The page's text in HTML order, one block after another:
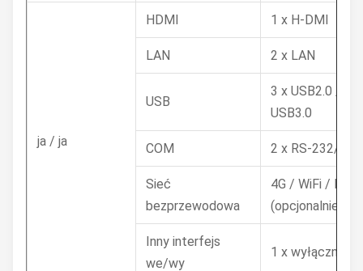
ja / ja
HDMI 1 x H-DMI
LAN 2 x LAN
USB
3 x USB2.0 / 1 x
USB3.0
COM 2 x RS-232/
Sieć
bezprzewodowa
4G / WiFi /
(opcjonalnie)
Inny interfejs
we/wy
1 x wyłącznik